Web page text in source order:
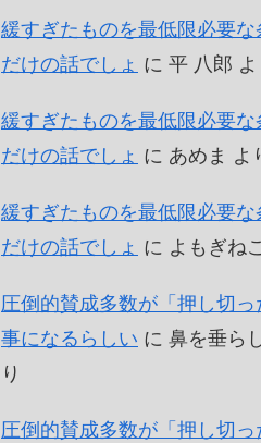
緩すぎたものを最低限必要な
だけの話でしょ に 平 八郎 よ
緩すぎたものを最低限必要な
だけの話でしょ に あめま よ
緩すぎたものを最低限必要な
だけの話でしょ に よもぎね
圧倒的賛成多数が「押し切っ
事になるらしい に 鼻を垂ら
り
圧倒的賛成多数が「押し切っ